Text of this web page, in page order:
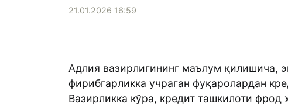
21.01.2026 16:59
Адлия вазирлигининг маълум қилишича,
фирибгарликка учраган фуқаролардан
Вазирликка кўра, кредит ташкилоти